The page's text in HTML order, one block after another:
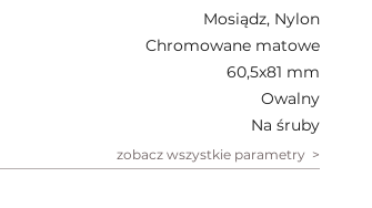
Mosiądz, Nylon
Chromowane matowe
60,5x81 mm
Owalny
Na śruby
zobacz wszystkie parametry